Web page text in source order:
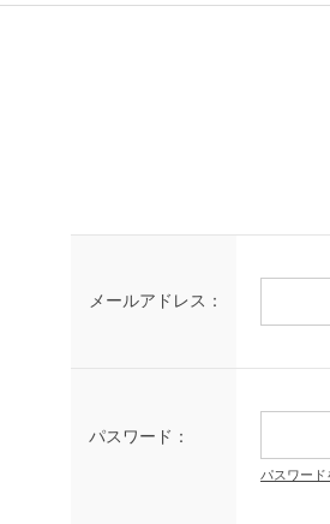
メールアドレス：
パスワード：
パスワー